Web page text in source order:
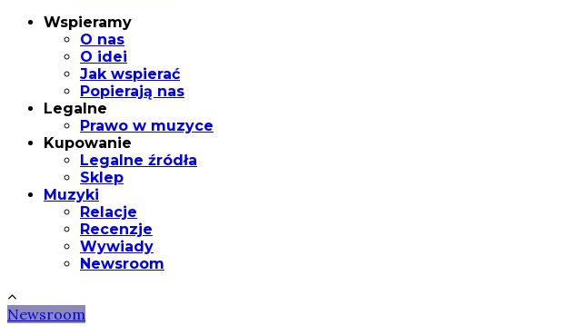
Wspieramy
O nas
O idei
Jak wspierać
Popierają nas
Legalne
Prawo w muzyce
Kupowanie
Legalne źródła
Sklep
Muzyki
Relacje
Recenzje
Wywiady
Newsroom
Newsroom